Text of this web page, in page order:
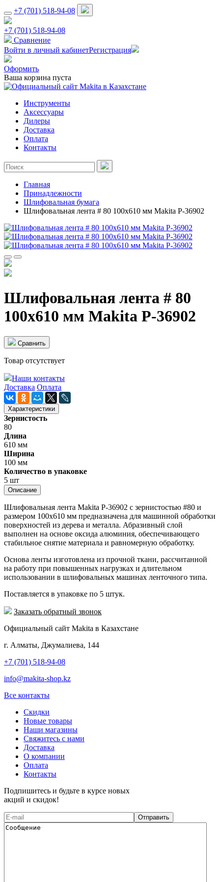
+7 (701) 518-94-08
+7 (701) 518-94-08
Сравнение
Войти в личный кабинетРегистрация
Оформить
Ваша корзина пуста
Инструменты
Аксессуары
Дилеры
Доставка
Оплата
Контакты
Главная
Принадлежности
Шлифовальная бумага
Шлифовальная лента # 80 100x610 мм Makita P-36902
Шлифовальная лента # 80
100x610 мм Makita P-36902
Cравнить
Товар отсутствует
Наши контакты
Доставка Оплата
Характеристики
Зернистость
80
Длина
610 мм
Ширина
100 мм
Количество в упаковке
5 шт
Описание
Шлифовальная лента Makita P-36902 с зернистостью #80 и
размером 100x610 мм предназначена для машинной обработки
поверхностей из дерева и металла. Абразивный слой
выполнен на основе оксида алюминия, обеспечивающего
стабильное снятие материала и равномерную обработку.
Основа ленты изготовлена из прочной ткани, рассчитанной
на работу при повышенных нагрузках и длительном
использовании в шлифовальных машинах ленточного типа.
Поставляется в упаковке по 5 штук.
Заказать обратный звонок
Официальный сайт Makita в Казахстане
г. Алматы, Джумалиева, 144
+7 (701) 518-94-08
info@makita-shop.kz
Все контакты
Скидки
Новые товары
Наши магазины
Свяжитесь с нами
Доставка
О компании
Оплата
Контакты
Подпишитесь и будьте в курсе новых
акций и скидок!
Отправить